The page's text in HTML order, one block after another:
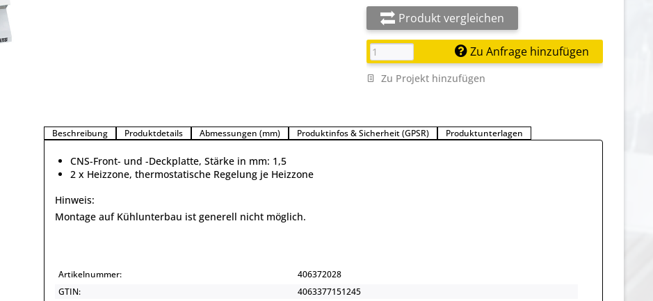
Produkt vergleichen
Zu Anfrage hinzufügen
Zu Projekt hinzufügen
Beschreibung Produktdetails Abmessungen (mm) Produktinfos & Sicherheit (GPSR) Produktunterlagen
CNS-Front- und -Deckplatte, Stärke in mm: 1,5
2 x Heizzone, thermostatische Regelung je Heizzone
Hinweis:
Montage auf Kühlunterbau ist generell nicht möglich.
Artikelnummer:
406372028
GTIN:
4063377151245